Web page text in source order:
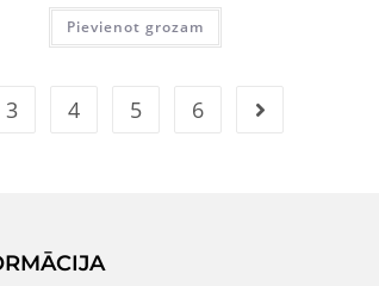
Pievienot grozam
3 4 5 6